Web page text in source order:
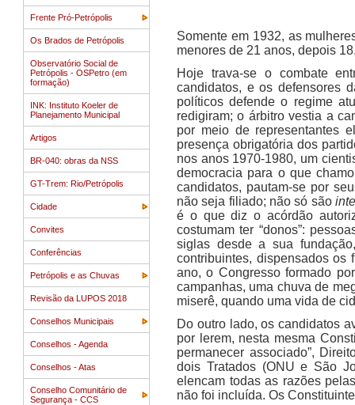
Frente Pró-Petrópolis
Os Brados de Petrópolis
Observatório Social de
Petrópolis - OSPetro (em
formação)
INK: Instituto Koeler de
Planejamento Municipal
Artigos
BR-040: obras da NSS
GT-Trem: Rio/Petrópolis
Cidade
Convites
Conferências
Petrópolis e as Chuvas
Revisão da LUPOS 2018
Conselhos Municipais
Conselhos - Agenda
Conselhos - Atas
Conselho Comunitário de
Segurança - CCS
Somente em 1932, as
menores de 21 anos, depois
Hoje trava-se o combate
candidatos, e os defensores
políticos defende o regime
redigiram; o árbitro vestia a
por meio de representantes
presença obrigatória dos
nos anos 1970-1980, um
democracia para o que
candidatos, pautam-se por
não seja filiado; não só são
é o que diz o acórdão
costumam ter “donos”:
siglas desde a sua
contribuintes, dispensados os
ano, o Congresso formado
campanhas, uma chuva de
miserê, quando uma vida de
Do outro lado, os candidatos
por lerem, nesta mesma
permanecer associado”,
dois Tratados (ONU e São
elencam todas as razões
não foi incluída. Os